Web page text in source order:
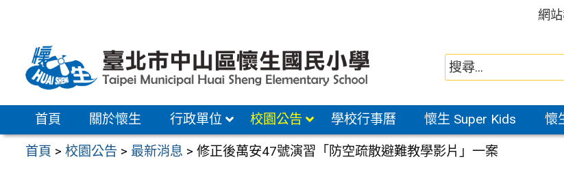
區
網
首頁 關於懷生 行政單位 校園公告 學校行事曆 懷生 Super Kids 懷
首頁 >校園公告 > 最新消息 >修正後萬安47號演習「防空疏散避難教學影片」一案